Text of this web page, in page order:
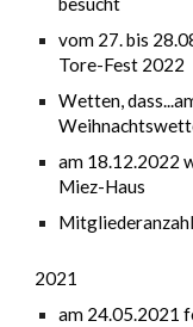
vom 27. bis
Tore-Fest 2022
Wetten,
am 18.12.2022
Miez-Haus
2021
am 24.05.2021